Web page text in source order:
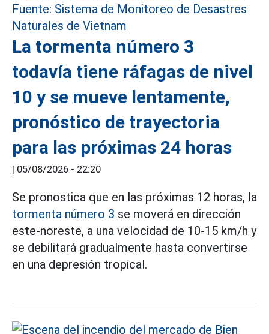
La tormenta número 3
todavía tiene ráfagas de nivel
10 y se mueve lentamente,
pronóstico de trayectoria
para las próximas 24 horas
| 05/08/2026 - 22:20
Se pronostica que en las próximas 12 horas, la
tormenta número 3 se moverá en dirección
este-noreste, a una velocidad de 10-15 km/h y
se debilitará gradualmente hasta convertirse
en una depresión tropical.